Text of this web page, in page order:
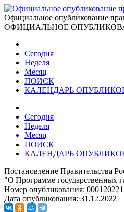
Официальное опубликование
ОФИЦИАЛЬНОЕ
Сегодня
Неделя
Месяц
ПОИСК
КАЛЕНДАРЬ
Сегодня
Неделя
Месяц
ПОИСК
КАЛЕНДАРЬ
Постановление Правительства
"О Программе государственных
Номер опубликования:
Дата опубликования: 31.12.2022